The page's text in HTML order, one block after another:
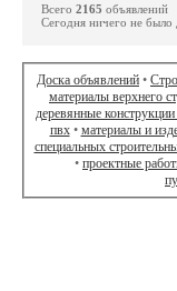
Всего 2165 объявлений
Сегодня ничего не было
Доска объявлений •
материалы верхнего
деревянные конструкции
пвх• материалы и
специальных
• проектные